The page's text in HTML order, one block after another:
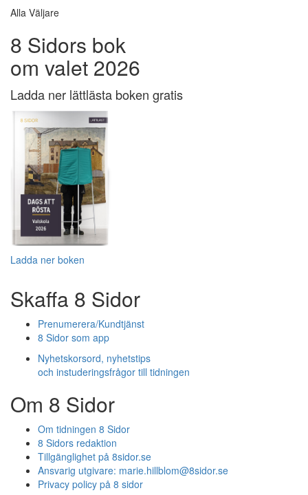
Alla Väljare
8 Sidors bok
om valet 2026
Ladda ner lättlästa boken gratis
Ladda ner boken
Skaffa 8 Sidor
Prenumerera/Kundtjänst
8 Sidor som app
Nyhetskorsord, nyhetstips
och instuderingsfrågor till tidningen
Om 8 Sidor
Om tidningen 8 Sidor
8 Sidors redaktion
Tillgänglighet på 8sidor.se
Ansvarig utgivare: marie.hillblom@8sidor.se
Privacy policy på 8 sidor